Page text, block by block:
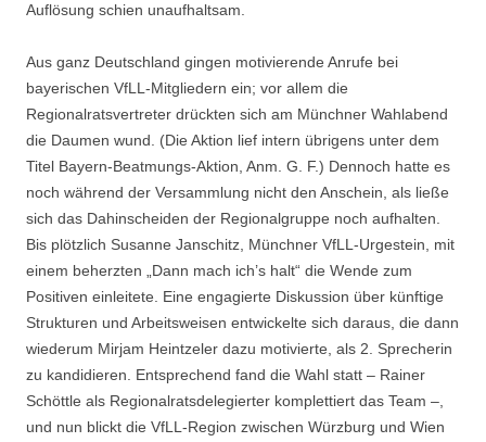
Auflösung schien unaufhaltsam.
Aus ganz Deutschland gingen motivierende Anrufe bei
bayerischen VfLL-Mitgliedern ein; vor allem die
Regionalratsvertreter drückten sich am Münchner Wahlabend
die Daumen wund. (Die Aktion lief intern übrigens unter dem
Titel Bayern-Beatmungs-Aktion, Anm. G. F.) Dennoch hatte es
noch während der Versammlung nicht den Anschein, als ließe
sich das Dahinscheiden der Regionalgruppe noch aufhalten.
Bis plötzlich Susanne Janschitz, Münchner VfLL-Urgestein, mit
einem beherzten „Dann mach ich’s halt“ die Wende zum
Positiven einleitete. Eine engagierte Diskussion über künftige
Strukturen und Arbeitsweisen entwickelte sich daraus, die dann
wiederum Mirjam Heintzeler dazu motivierte, als 2. Sprecherin
zu kandidieren. Entsprechend fand die Wahl statt – Rainer
Schöttle als Regionalratsdelegierter komplettiert das Team –,
und nun blickt die VfLL-Region zwischen Würzburg und Wien